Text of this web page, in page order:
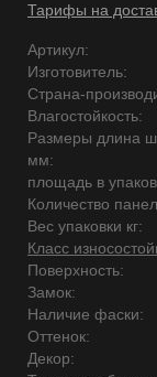
Тарифы на
Артикул:
Изготовитель:
Страна-
Влагостойкость:
Размеры длина
мм:
площадь в
Количество
Вес упаковки кг:
Класс
Поверхность:
Замок:
Наличие фаски:
Оттенок:
Декор: